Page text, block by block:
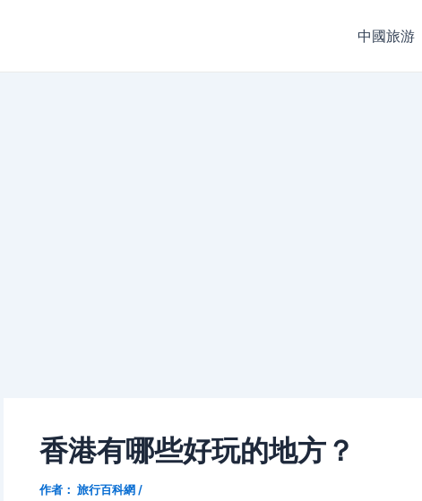
中國旅游
香港有哪些好玩的地方？
作者： 旅行百科網 /